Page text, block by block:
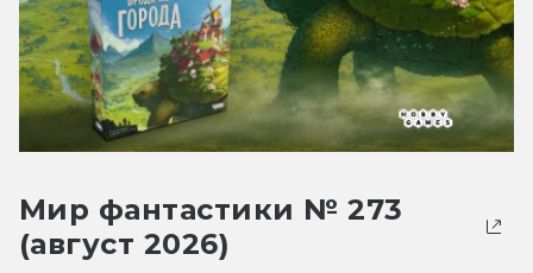
Мир фантастики № 273
(август 2026)